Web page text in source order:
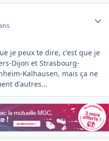
je peux te dire, c'est que je
Dijon et Strasbourg-
Kalhausen, mais ça ne
d'autres...